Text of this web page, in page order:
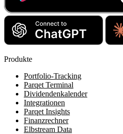
Produkte
Portfolio-Tracking
Parqet Terminal
Dividendenkalender
Integrationen
Parqet Insights
Finanzrechner
Elbstream Data